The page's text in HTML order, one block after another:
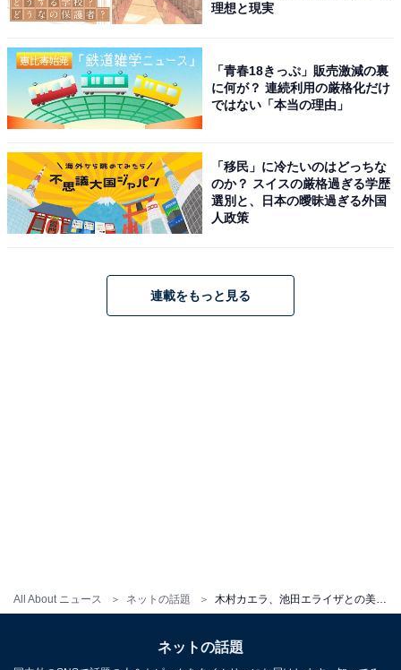
All About ニュース ネットの話題
理想と現実
「青春18きっぷ」販売激減の裏
に何が？ 連続利用の厳格化だけ
ではない「本当の理由」
「移民」に冷たいのはどっちな
のか？ スイスの厳格過ぎる学歴
選別と、日本の曖昧過ぎる外国
人政策
連載をもっと見る
ネットの話題